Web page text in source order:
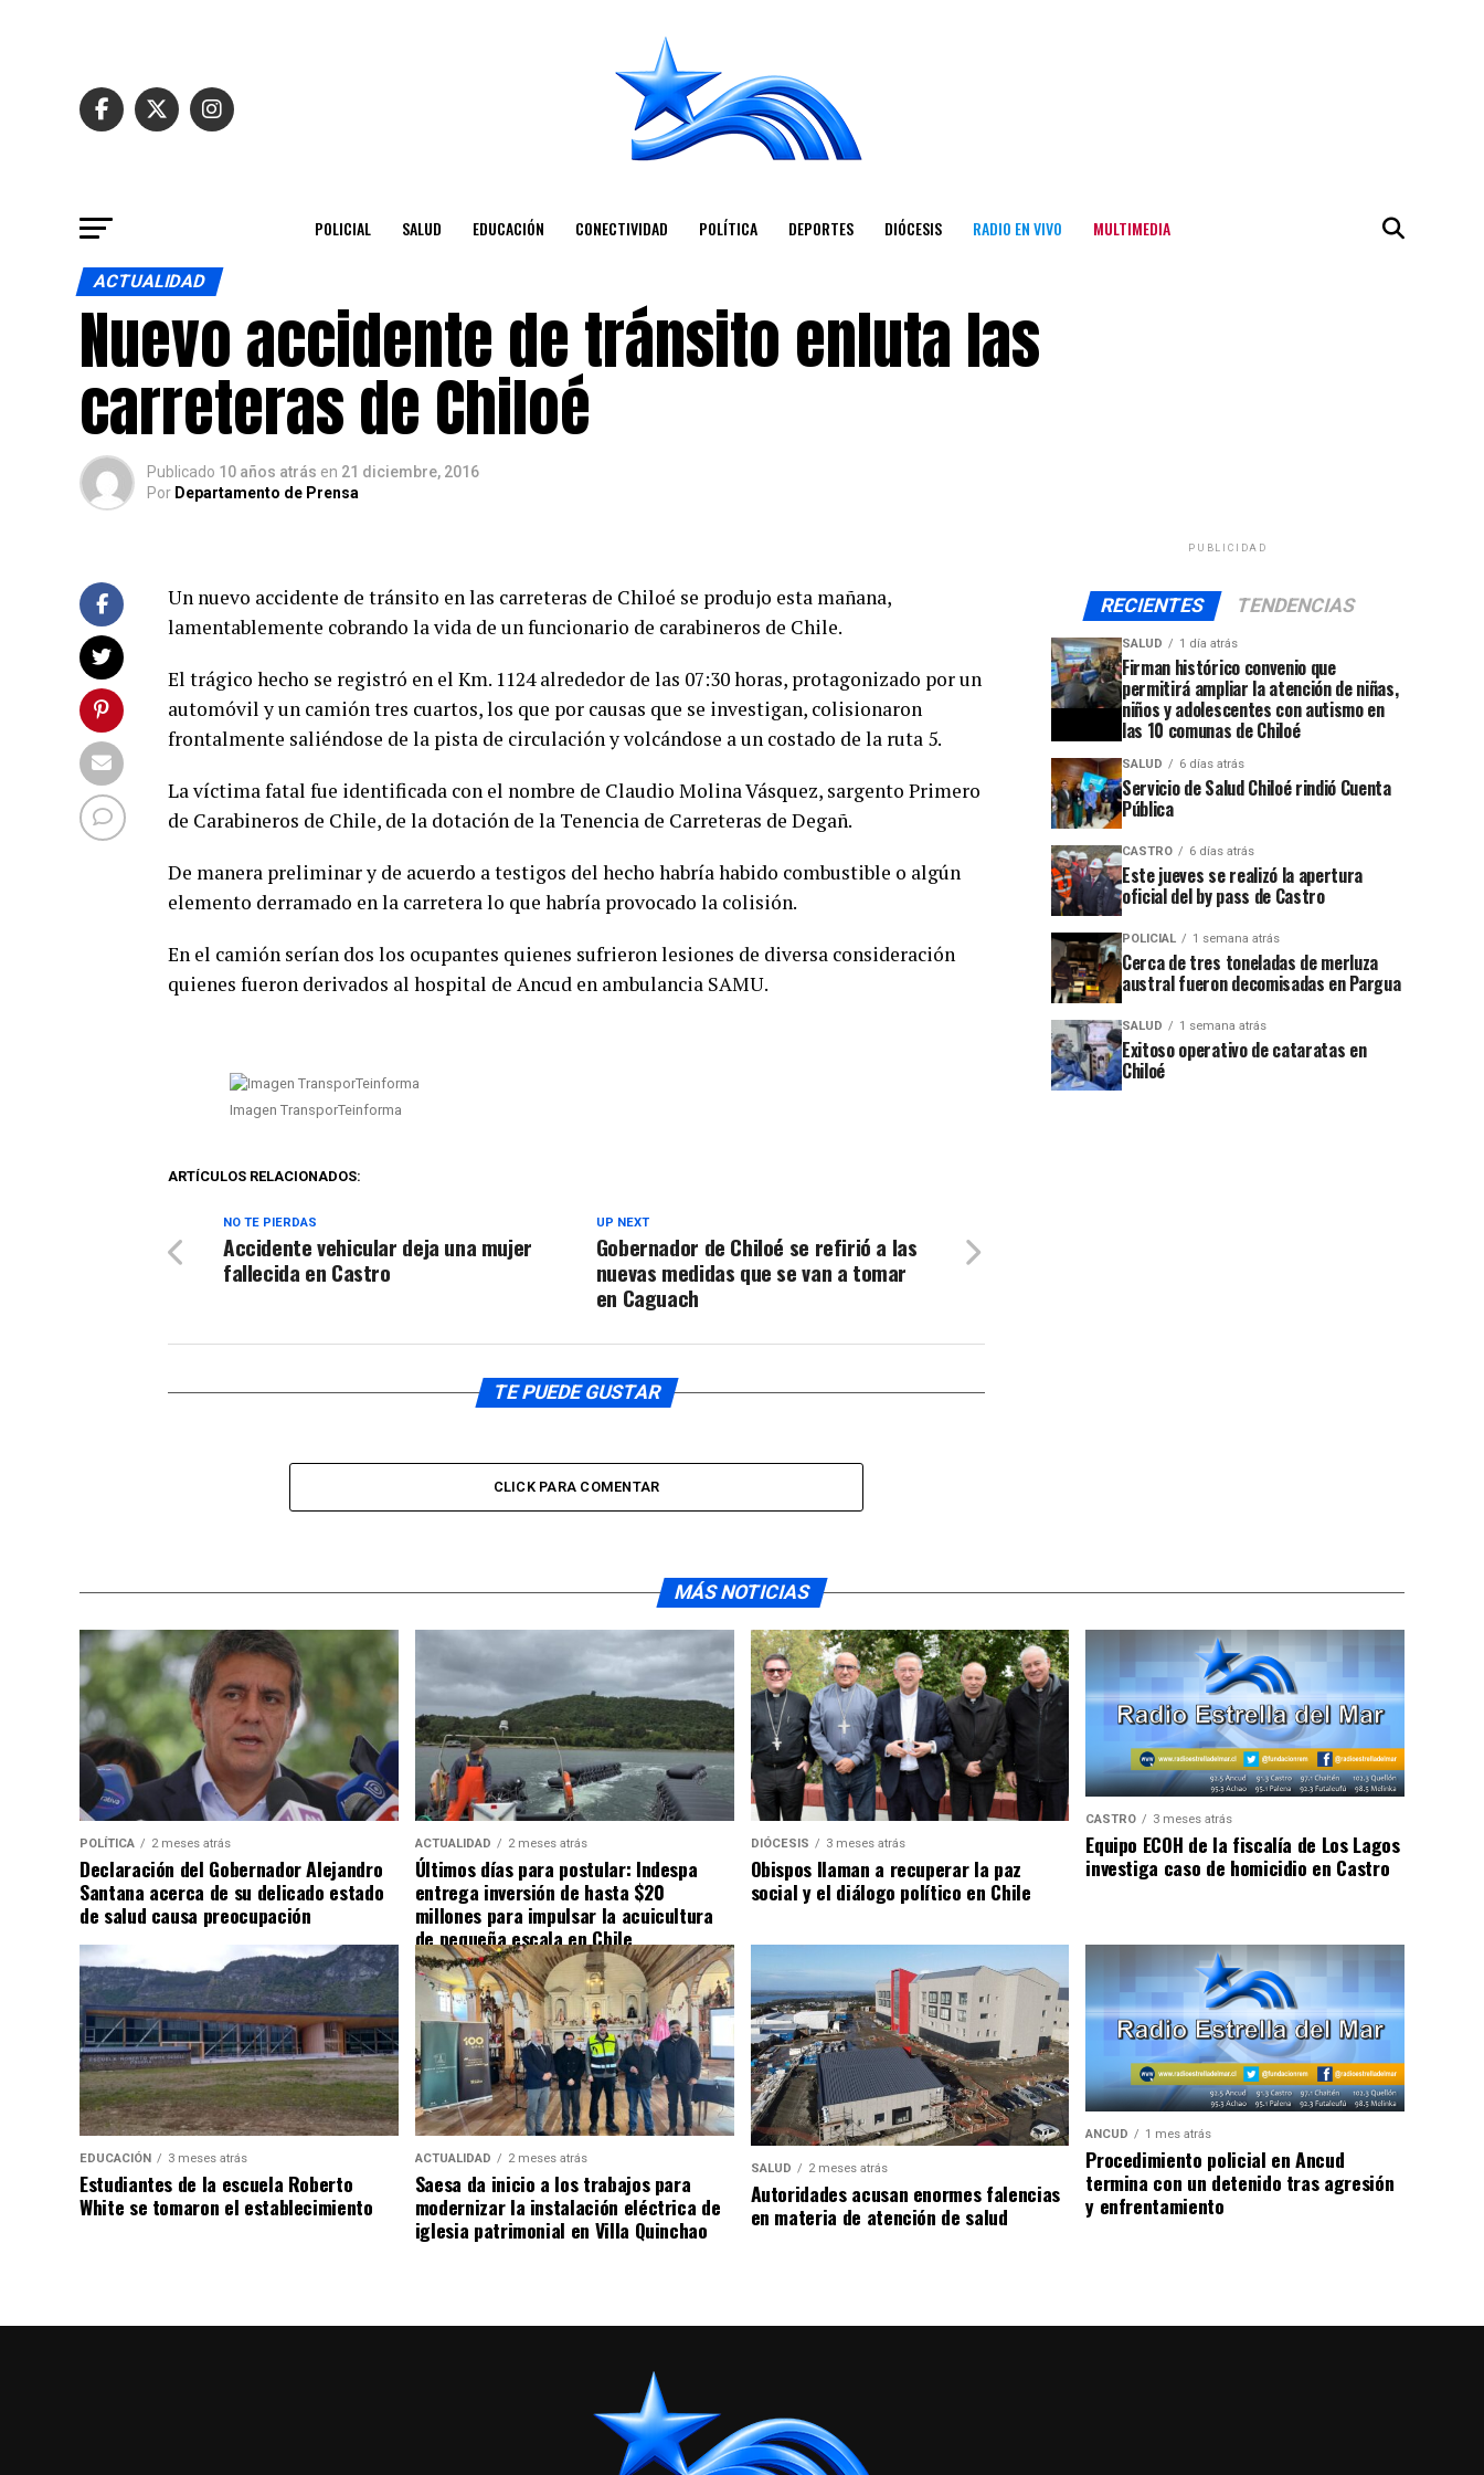
POLICIAL SALUD EDUCACIÓN CONECTIVIDAD POLÍTICA DEPORTES DIÓCESIS RADIO EN VIVO MULTIMEDIA
ACTUALIDAD
Nuevo accidente de tránsito enluta las
carreteras de Chiloé
Publicado 10 años atrás en 21 diciembre, 2016
Por Departamento de Prensa
Un nuevo accidente de tránsito en las carreteras de Chiloé se produjo esta mañana,
lamentablemente cobrando la vida de un funcionario de carabineros de Chile.
El trágico hecho se registró en el Km. 1124 alrededor de las 07:30 horas, protagonizado por un
automóvil y un camión tres cuartos, los que por causas que se investigan, colisionaron
frontalmente saliéndose de la pista de circulación y volcándose a un costado de la ruta 5.
La víctima fatal fue identificada con el nombre de Claudio Molina Vásquez, sargento Primero
de Carabineros de Chile, de la dotación de la Tenencia de Carreteras de Degañ.
De manera preliminar y de acuerdo a testigos del hecho habría habido combustible o algún
elemento derramado en la carretera lo que habría provocado la colisión.
En el camión serían dos los ocupantes quienes sufrieron lesiones de diversa consideración
quienes fueron derivados al hospital de Ancud en ambulancia SAMU.
Imagen TransporTeinforma
ARTÍCULOS RELACIONADOS:
UP NEXT
Gobernador de Chiloé se refirió a las
nuevas medidas que se van a tomar
en Caguach
NO TE PIERDAS
Accidente vehicular deja una mujer
fallecida en Castro
TE PUEDE GUSTAR
CLICK PARA COMENTAR
PUBLICIDAD
RECIENTES TENDENCIAS
SALUD 1 día atrás
Firman histórico convenio que
permitirá ampliar la atención de niñas,
niños y adolescentes con autismo en
las 10 comunas de Chiloé
SALUD 6 días atrás
Servicio de Salud Chiloé rindió Cuenta
Pública
CASTRO 6 días atrás
Este jueves se realizó la apertura
oficial del by pass de Castro
POLICIAL 1 semana atrás
Cerca de tres toneladas de merluza
austral fueron decomisadas en Pargua
SALUD 1 semana atrás
Exitoso operativo de cataratas en
Chiloé
MÁS NOTICIAS
POLÍTICA 2 meses atrás
Declaración del Gobernador Alejandro
Santana acerca de su delicado estado
de salud causa preocupación
ACTUALIDAD 2 meses atrás
Últimos días para postular: Indespa
entrega inversión de hasta $20
millones para impulsar la acuicultura
de pequeña escala en Chile
DIÓCESIS 3 meses atrás
Obispos llaman a recuperar la paz
social y el diálogo político en Chile
CASTRO 3 meses atrás
Equipo ECOH de la fiscalía de Los Lagos
investiga caso de homicidio en Castro
EDUCACIÓN 3 meses atrás
Estudiantes de la escuela Roberto
White se tomaron el establecimiento
ACTUALIDAD 2 meses atrás
Saesa da inicio a los trabajos para
modernizar la instalación eléctrica de
iglesia patrimonial en Villa Quinchao
SALUD 2 meses atrás
Autoridades acusan enormes falencias
en materia de atención de salud
ANCUD 1 mes atrás
Procedimiento policial en Ancud
termina con un detenido tras agresión
y enfrentamiento